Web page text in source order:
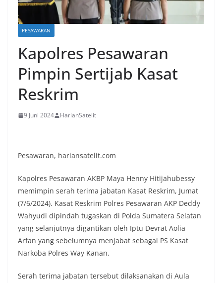
PESAWARAN
Kapolres Pesawaran
Pimpin Sertijab Kasat
Reskrim
9 Juni 2024 HarianSatelit
Pesawaran, hariansatelit.com
Kapolres Pesawaran AKBP Maya Henny Hitijahubessy
memimpin serah terima jabatan Kasat Reskrim, Jumat
(7/6/2024). Kasat Reskrim Polres Pesawaran AKP Deddy
Wahyudi dipindah tugaskan di Polda Sumatera Selatan
yang selanjutnya digantikan oleh Iptu Devrat Aolia
Arfan yang sebelumnya menjabat sebagai PS Kasat
Narkoba Polres Way Kanan.
Serah terima jabatan tersebut dilaksanakan di Aula